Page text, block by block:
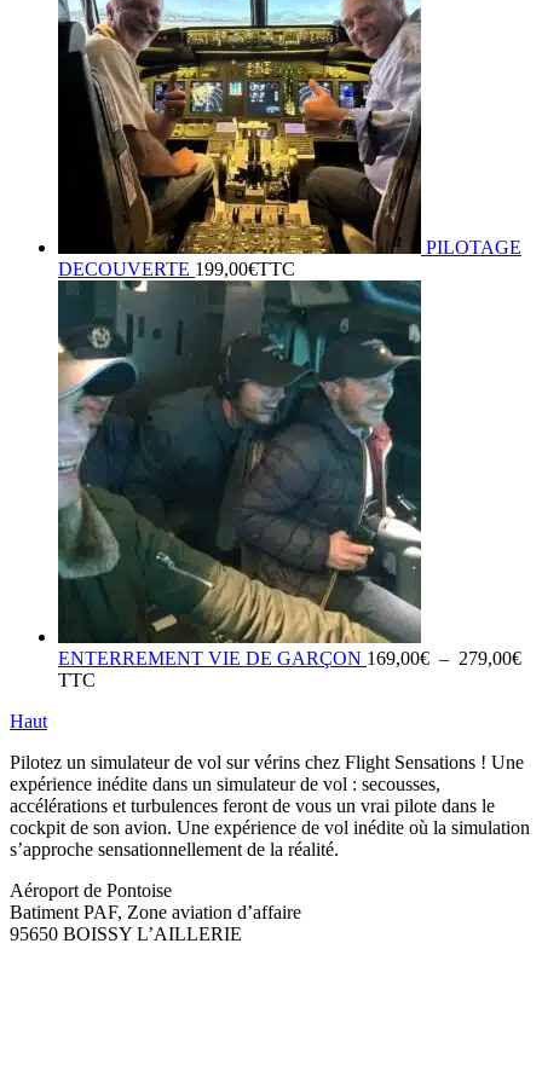
PILOTAGE
DECOUVERTE 199,00€TTC
ENTERREMENT VIE DE GARÇON 169,00€ – 279,00€
TTC
Haut
Pilotez un simulateur de vol sur vérins chez Flight Sensations ! Une
expérience inédite dans un simulateur de vol : secousses,
accélérations et turbulences feront de vous un vrai pilote dans le
cockpit de son avion. Une expérience de vol inédite où la simulation
s’approche sensationnellement de la réalité.
Aéroport de Pontoise
Batiment PAF, Zone aviation d’affaire
95650 BOISSY L’AILLERIE